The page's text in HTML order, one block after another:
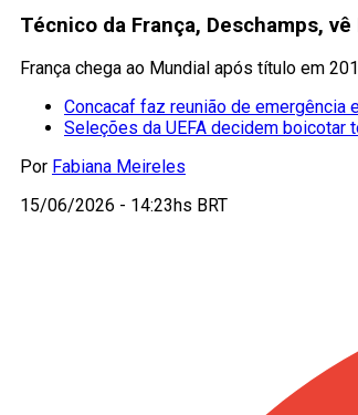
Técnico da França, Deschamps,
França chega ao Mundial após título em
Concacaf faz reunião de emergência
Seleções da UEFA decidem boicotar
Por Fabiana Meireles
15/06/2026 - 14:23hs BRT